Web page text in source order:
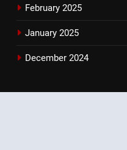
February 2025
January 2025
December 2024